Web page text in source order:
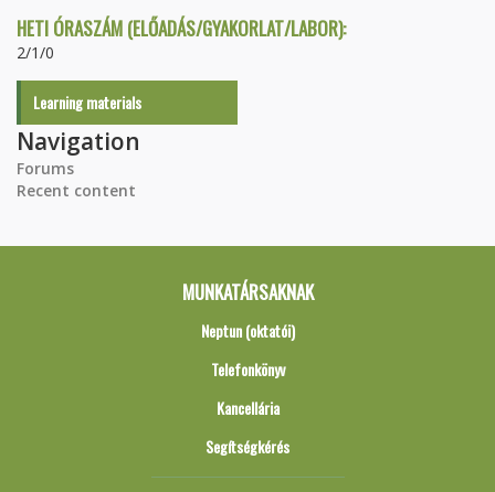
HETI ÓRASZÁM (ELŐADÁS/GYAKORLAT/LABOR):
2/1/0
Learning materials
Navigation
Forums
Recent content
MUNKATÁRSAKNAK
Neptun (oktatói)
Telefonkönyv
Kancellária
Segítségkérés